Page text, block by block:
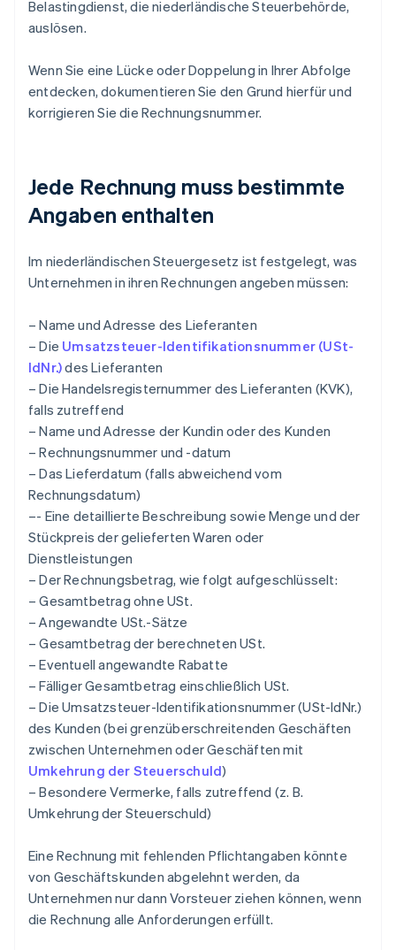
Belastingdienst, die niederländische Steuerbehörde,
auslösen.
Wenn Sie eine Lücke oder Doppelung in Ihrer Abfolge
entdecken, dokumentieren Sie den Grund hierfür und
korrigieren Sie die Rechnungsnummer.
Jede Rechnung muss bestimmte
Angaben enthalten
Im niederländischen Steuergesetz ist festgelegt, was
Unternehmen in ihren Rechnungen angeben müssen:
– Name und Adresse des Lieferanten
– Die Umsatzsteuer-Identifikationsnummer (USt-
IdNr.)des Lieferanten
– Die Handelsregisternummer des Lieferanten (KVK),
falls zutreffend
– Name und Adresse der Kundin oder des Kunden
– Rechnungsnummer und -datum
– Das Lieferdatum (falls abweichend vom
Rechnungsdatum)
–- Eine detaillierte Beschreibung sowie Menge und der
Stückpreis der gelieferten Waren oder
Dienstleistungen
– Der Rechnungsbetrag, wie folgt aufgeschlüsselt:
– Gesamtbetrag ohne USt.
– Angewandte USt.-Sätze
– Gesamtbetrag der berechneten USt.
– Eventuell angewandte Rabatte
– Fälliger Gesamtbetrag einschließlich USt.
– Die Umsatzsteuer-Identifikationsnummer (USt-IdNr.)
des Kunden (bei grenzüberschreitenden Geschäften
zwischen Unternehmen oder Geschäften mit
Umkehrung der Steuerschuld)
– Besondere Vermerke, falls zutreffend (z. B.
Umkehrung der Steuerschuld)
Eine Rechnung mit fehlenden Pflichtangaben könnte
von Geschäftskunden abgelehnt werden, da
Unternehmen nur dann Vorsteuer ziehen können, wenn
die Rechnung alle Anforderungen erfüllt.